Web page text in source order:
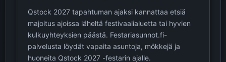
Qstock 2027 tapahtuman ajaksi kannattaa etsiä
majoitus ajoissa läheltä festivaalialuetta tai hyvien
kulkuyhteyksien päästä. Festariasunnot.fi-
palvelusta löydät vapaita asuntoja, mökkejä ja
huoneita Qstock 2027 -festarin ajalle.